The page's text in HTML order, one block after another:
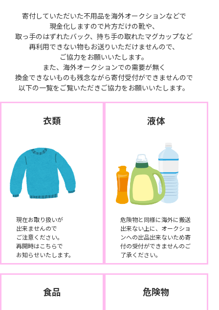
寄付していただいた不用品を海外オークションなどで
現金化しますので片方だけの靴や、
取っ手のはずれたバック、持ち手の取れたマグカップなど
再利用できない物もお送りいただけませんので、
ご協力をお願いいたします。
また、海外オークションでの需要が無く
換金できないものも残念ながら寄付受付ができませんので
以下の一覧をご覧いただきご協力をお願いいたします。
衣類
現在お取り扱いが
出来ませんので
ご注意ください。
再開時はこちらで
お知らせいたします。
液体
危険物と同様に海外に搬送
出来ない上に、オークショ
ンへの出品出来ないため寄
付の受付ができませんのご
了承ください。
食品 危険物